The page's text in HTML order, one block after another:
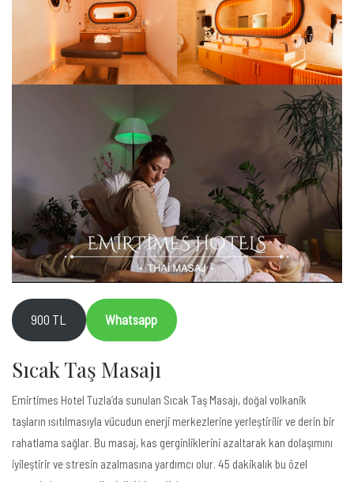
900 TL Whatsapp
Sıcak Taş Masajı
Emirtimes Hotel Tuzla’da sunulan Sıcak Taş Masajı, doğal volkanik
taşların ısıtılmasıyla vücudun enerji merkezlerine yerleştirilir ve derin bir
rahatlama sağlar. Bu masaj, kas gerginliklerini azaltarak kan dolaşımını
iyileştirir ve stresin azalmasına yardımcı olur. 45 dakikalık bu özel